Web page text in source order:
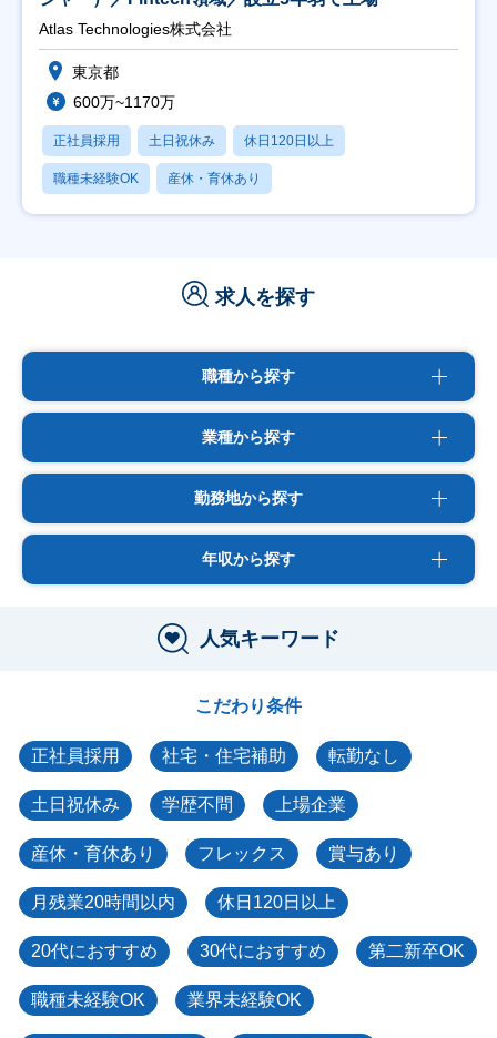
Atlas Technologies株式会社
東京都
600万~1170万
正社員採用 土日祝休み 休日120日以上
職種未経験OK 産休・育休あり
求人を探す
職種から探す
業種から探す
勤務地から探す
年収から探す
人気キーワード
こだわり条件
正社員採用 社宅・住宅補助 転勤なし
土日祝休み 学歴不問 上場企業
産休・育休あり フレックス 賞与あり
月残業20時間以内 休日120日以上
20代におすすめ 30代におすすめ 第二新卒OK
職種未経験OK 業界未経験OK